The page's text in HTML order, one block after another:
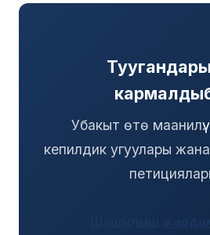
Убакыт өтө
кепилдик угуулары